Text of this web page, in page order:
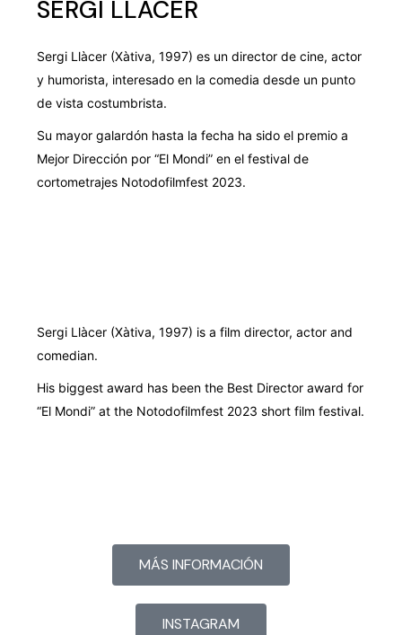
SERGI LLÀCER
Sergi Llàcer (Xàtiva, 1997) es un director de cine, actor
y humorista, interesado en la comedia desde un punto
de vista costumbrista.
Su mayor galardón hasta la fecha ha sido el premio a
Mejor Dirección por “El Mondi” en el festival de
cortometrajes Notodofilmfest 2023.
Sergi Llàcer (Xàtiva, 1997) is a film director, actor and
comedian.
His biggest award has been the Best Director award for
“El Mondi” at the Notodofilmfest 2023 short film festival.
MÁS INFORMACIÓN
INSTAGRAM